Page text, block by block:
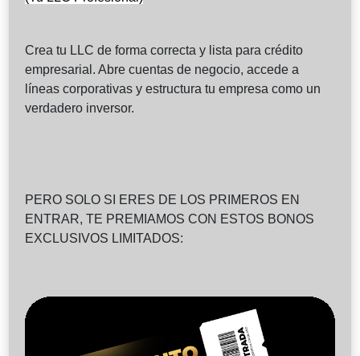
Crea tu LLC de forma correcta y lista para crédito
empresarial. Abre cuentas de negocio, accede a
líneas corporativas y estructura tu empresa como un
verdadero inversor.
PERO SOLO SI ERES DE LOS PRIMEROS EN
ENTRAR, TE PREMIAMOS CON ESTOS BONOS
EXCLUSIVOS LIMITADOS: